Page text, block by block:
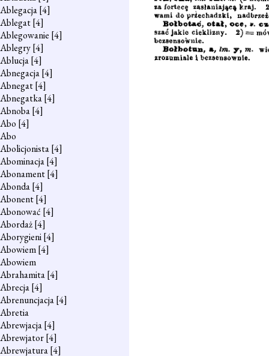
Ablegacja[4]
Ablegat[4]
Ablegowanie [4]
Ablegry[4]
Ablucja[4]
Abnegacja[4]
Abnegat[4]
Abnegatka[4]
Abnoba[4]
Abo [4]
Abo
Abolicjonista[4]
Abominacja[4]
Abonament[4]
Abonda[4]
Abonent[4]
Abonować [4]
Abordaż[4]
Aborygieni[4]
Abowiem[4]
Abowiem
Abrahamita[4]
Abrecja[4]
Abrenuncjacja[4]
Abretia
Abrewjacja[4]
Abrewjator[4]
Abrewjatura[4]